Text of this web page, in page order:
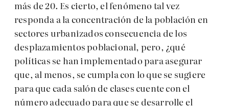
más de 20. Es cierto, el fenómeno tal vez
responda a la concentración de la población en
sectores urbanizados consecuencia de los
desplazamientos poblacional, pero, ¿qué
políticas se han implementado para asegurar
que, al menos, se cumpla con lo que se sugiere
para que cada salón de clases cuente con el
número adecuado para que se desarrolle el